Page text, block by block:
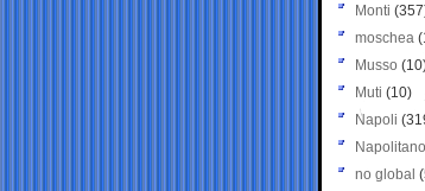
Monti
moschea
Musso
Muti (10)
Napoli
Napolitano
no global